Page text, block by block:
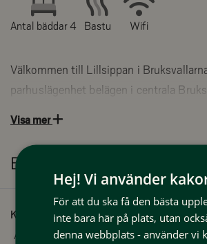
Antal bäddar 4 Bastu Wifi
Välkommen till Lillsippan i
parhuslägenhet belägen i centrala
skidspår, vandringsleder och byns
boendet perfekt för både aktiva och
Adress till boende: Trappåsvägen 13, 846
Visa mer
Bekvämligheter
Kapacitet
Antal bäddar: 4
Hej! Vi använder
För att du ska få den bästa
inte bara här på plats, utan
denna webbplats - använder vi